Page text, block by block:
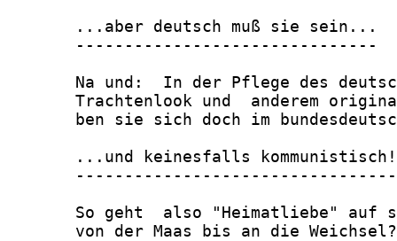
       ...aber deutsch muß sie sein...
       -------------------------------
Na und:  In der Pflege des
Trachtenlook und  anderem
ben sie sich doch im
       ...und keinesfalls kommunistisch!
       ---------------------------------
So geht  also "Heimatliebe" auf
       von der Maas bis an die Weichsel?